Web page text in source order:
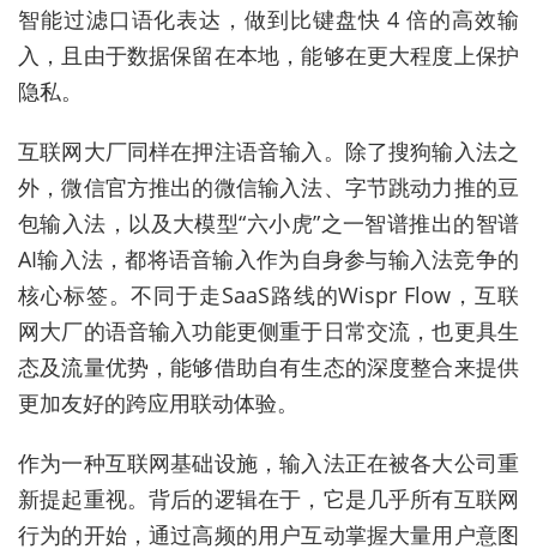
智能过滤口语化表达 ，做到比键盘快 4 倍的高效输
入，且由于数据保留在本地，能够在更大程度上保护
隐私。
互联网大厂同样在押注语音输入。除了搜狗输入法之
外，微信官方推出的微信输入法、字节跳动力推的豆
包输入法，以及大模型“六小虎”之一智谱推出的智谱
AI输入法，都将语音输入作为自身参与输入法竞争的
核心标签。不同于走SaaS路线的Wispr Flow，互联
网大厂的语音输入功能更侧重于日常交流，也更具生
态及流量优势，能够借助自有生态的深度整合来提供
更加友好的跨应用联动体验。
作为一种互联网基础设施，输入法正在被各大公司重
新提起重视。背后的逻辑在于，它是几乎所有互联网
行为的开始，通过高频的用户互动掌握大量用户意图